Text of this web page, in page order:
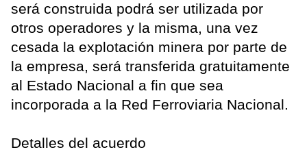
será construida podrá ser utilizada por
otros operadores y la misma, una vez
cesada la explotación minera por parte de
la empresa, será transferida gratuitamente
al Estado Nacional a fin que sea
incorporada a la Red Ferroviaria Nacional.
Detalles del acuerdo